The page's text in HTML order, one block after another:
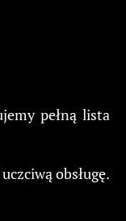
pełną lista
obsługę.